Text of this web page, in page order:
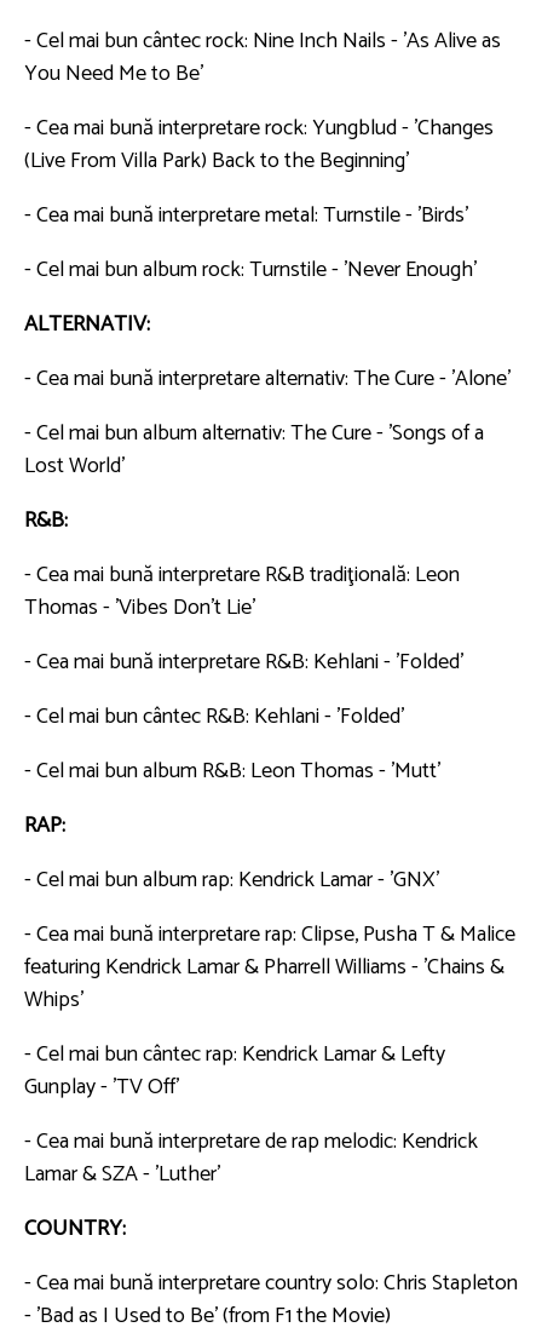
- Cel mai bun cântec rock: Nine Inch Nails - 'As Alive as
You Need Me to Be'
- Cea mai bună interpretare rock: Yungblud - 'Changes
(Live From Villa Park) Back to the Beginning'
- Cea mai bună interpretare metal: Turnstile - 'Birds'
- Cel mai bun album rock: Turnstile - 'Never Enough'
ALTERNATIV:
- Cea mai bună interpretare alternativ: The Cure - 'Alone'
- Cel mai bun album alternativ: The Cure - 'Songs of a
Lost World'
R&B:
- Cea mai bună interpretare R&B tradiţională: Leon
Thomas - 'Vibes Don't Lie'
- Cea mai bună interpretare R&B: Kehlani - 'Folded'
- Cel mai bun cântec R&B: Kehlani - 'Folded'
- Cel mai bun album R&B: Leon Thomas - 'Mutt'
RAP:
- Cel mai bun album rap: Kendrick Lamar - 'GNX'
- Cea mai bună interpretare rap: Clipse, Pusha T & Malice
featuring Kendrick Lamar & Pharrell Williams - 'Chains &
Whips'
- Cel mai bun cântec rap: Kendrick Lamar & Lefty
Gunplay - 'TV Off'
- Cea mai bună interpretare de rap melodic: Kendrick
Lamar & SZA - 'Luther'
COUNTRY:
- Cea mai bună interpretare country solo: Chris Stapleton
- 'Bad as I Used to Be' (from F1 the Movie)